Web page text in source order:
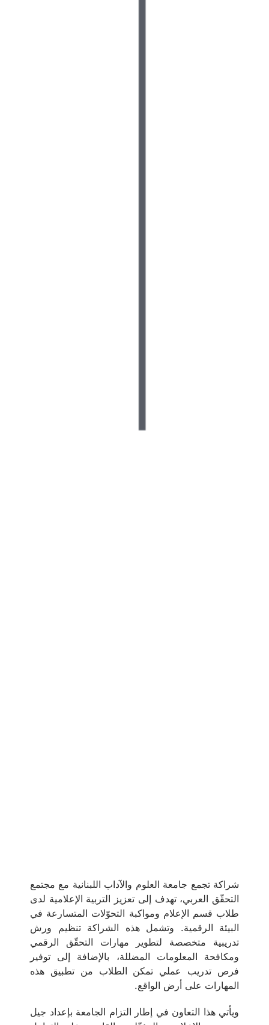
شراكة تجمع جامعة العلوم والآداب اللبنانية مع مجتمع
التحقّق العربي، تهدف إلى تعزيز التربية الإعلامية لدى
طلاب قسم الإعلام ومواكبة التحوّلات المتسارعة في
البيئة الرقمية. وتشمل هذه الشراكة تنظيم ورش
تدريبية متخصصة لتطوير مهارات التحقّق الرقمي
ومكافحة المعلومات المضللة، بالإضافة إلى توفير
فرص تدريب عملي تمكن الطلاب من تطبيق هذه
المهارات على أرض الواقع.
ويأتي هذا التعاون في إطار التزام الجامعة بإعداد جيل